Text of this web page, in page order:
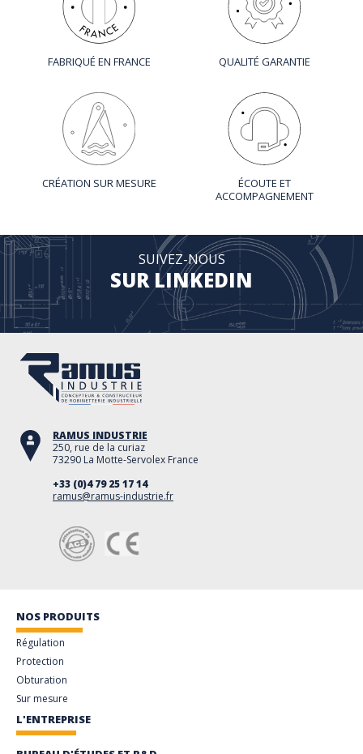
FABRIQUÉ EN FRANCE QUALITÉ GARANTIE
CRÉATION SUR MESURE
ÉCOUTE ET
ACCOMPAGNEMENT
SUIVEZ-NOUS
SUR LINKEDIN
RAMUS INDUSTRIE
250, rue de la curiaz
73290 La Motte-Servolex France
+33 (0)4 79 25 17 14
ramus@ramus-industrie.fr
NOS PRODUITS
Régulation
Protection
Obturation
Sur mesure
L'ENTREPRISE